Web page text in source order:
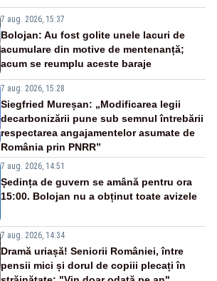
7 aug. 2026, 15:37
Bolojan: Au fost golite unele lacuri de
acumulare din motive de mentenanță;
acum se reumplu aceste baraje
7 aug. 2026, 15:28
Siegfried Mureșan: „Modificarea legii
decarbonizării pune sub semnul întrebării
respectarea angajamentelor asumate de
România prin PNRR”
7 aug. 2026, 14:51
Ședința de guvern se amână pentru ora
15:00. Bolojan nu a obținut toate avizele
7 aug. 2026, 14:34
Dramă uriașă! Seniorii României, între
pensii mici și dorul de copiii plecați în